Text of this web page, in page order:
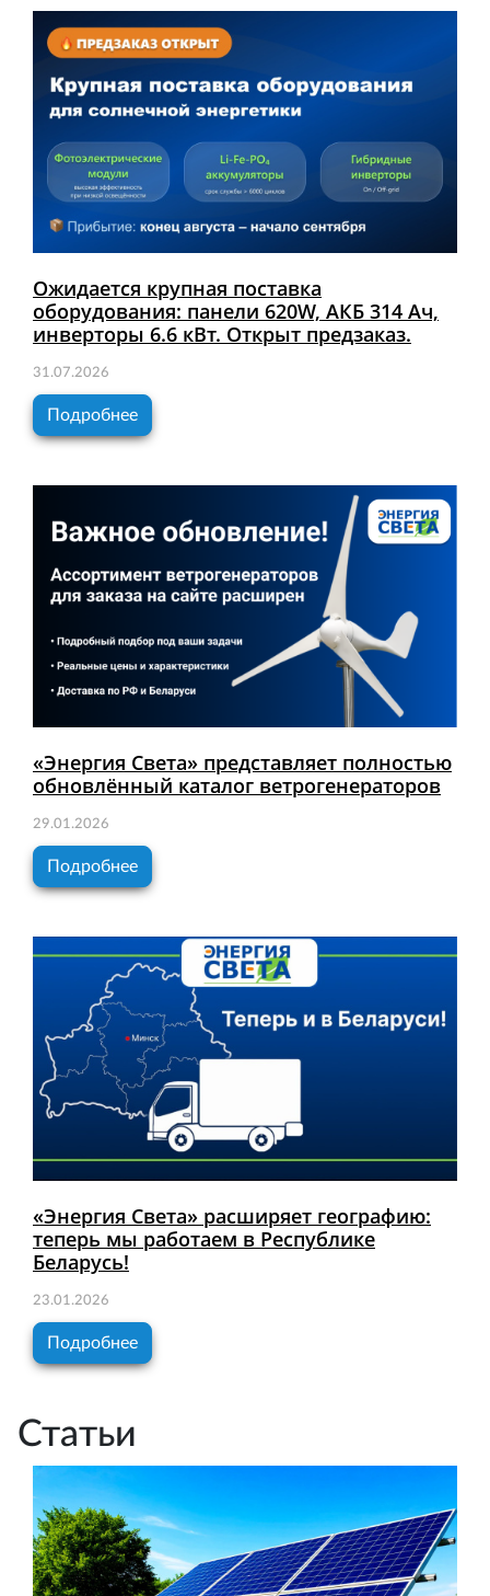
Ожидается крупная поставка
оборудования: панели 620W, АКБ 314 Ач,
инверторы 6.6 кВт. Открыт предзаказ.
31.07.2026
Подробнее
«Энергия Света» представляет полностью
обновлённый каталог ветрогенераторов
29.01.2026
Подробнее
«Энергия Света» расширяет географию:
теперь мы работаем в Республике
Беларусь!
23.01.2026
Подробнее
Статьи